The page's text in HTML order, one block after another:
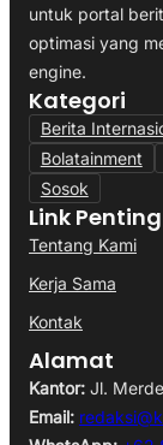
untuk portal
optimasi yang
engine.
Kategori
Berita
Bolatainment
Sosok
Link Penting
Tentang Kami
Kerja Sama
Kontak
Alamat
Kantor: Jl.
Email: